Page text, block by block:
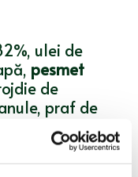
ulei de
pesmet
de
praf de
Produsul
lapte, țelină,